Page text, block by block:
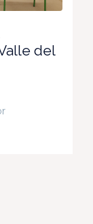
del